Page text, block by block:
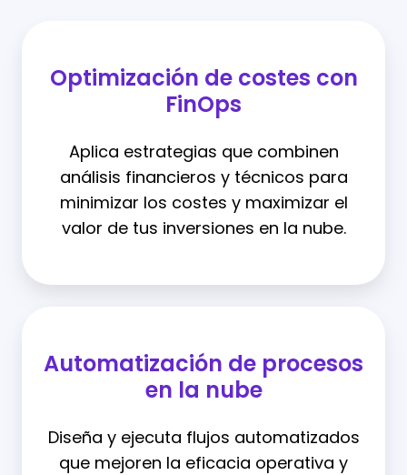
Optimización de costes con
FinOps
Aplica estrategias que combinen
análisis financieros y técnicos para
minimizar los costes y maximizar el
valor de tus inversiones en la nube.
Automatización de procesos
en la nube
Diseña y ejecuta flujos automatizados
que mejoren la eficacia operativa y